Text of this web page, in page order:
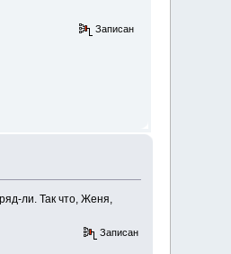
Записан
ли. Так что, Женя,
Записан